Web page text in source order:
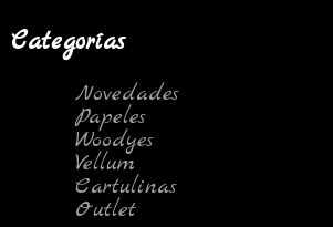
Categorías
Novedades
Papeles
Woodyes
Vellum
Cartulinas
Outlet